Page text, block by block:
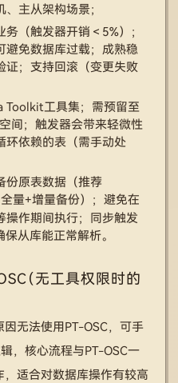
主从架构场景；
（触发器开销＜5%）；
避免数据库过载；成熟稳
证；支持回滚（变更失败
Toolkit工具集；需预留至
间；触发器会带来轻微性
环依赖的表（需手动处
份原表数据（推荐
全量+增量备份）；避免在
操作期间执行；同步触发
从库能正常解析。
（无工具权限时的
无法使用PT-OSC，可手
，核心流程与PT-OSC一
适合对数据库操作有较高